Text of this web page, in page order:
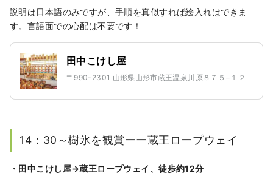
説明は日本語のみですが、手順を真似すれば絵入れはできま
す。言語面での心配は不要です！
田中こけし屋
〒990-2301 山形県山形市蔵王温泉川原８７５−１２
14：30～樹氷を観賞ーー蔵王ロープウェイ
・田中こけし屋→蔵王ロープウェイ、徒歩約12分